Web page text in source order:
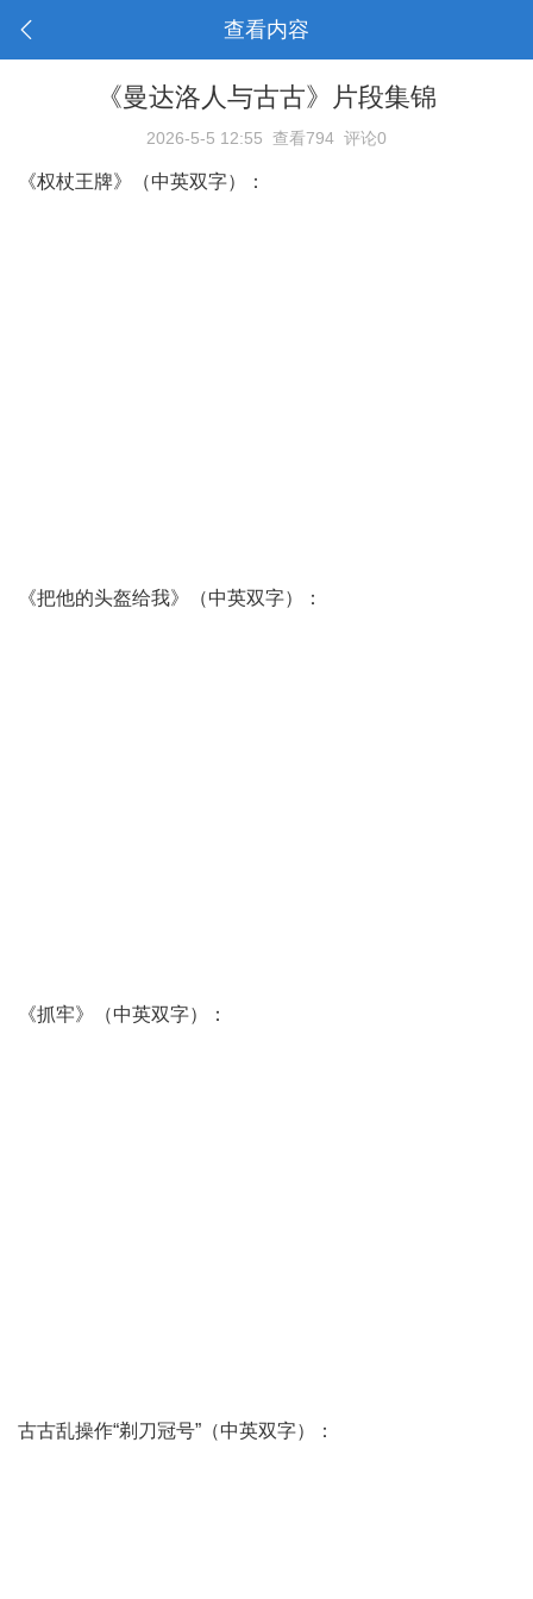
查看内容
《曼达洛人与古古》片段集锦
2026-5-5 12:55 查看794 评论0
《权杖王牌》（中英双字）：
《把他的头盔给我》（中英双字）：
《抓牢》（中英双字）：
古古乱操作“剃刀冠号”（中英双字）：